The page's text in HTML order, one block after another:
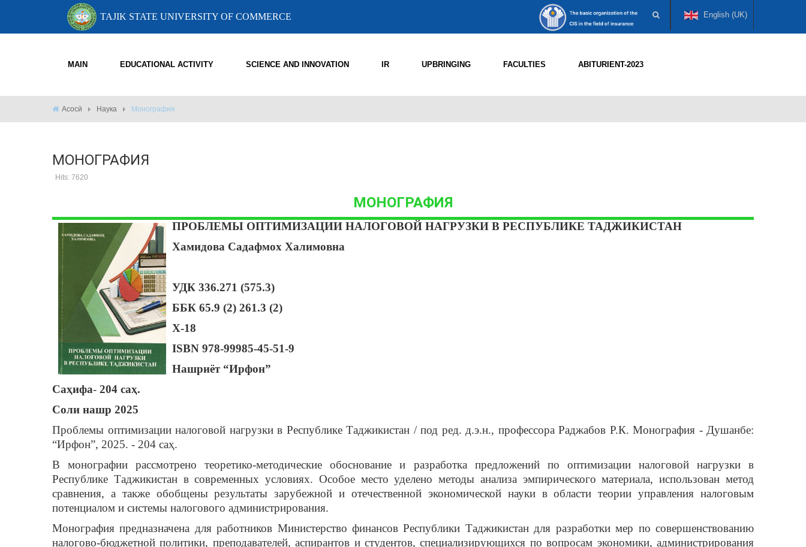
TAJIK STATE UNIVERSITY OF COMMERCE English (UK)
MAIN EDUCATIONAL ACTIVITY SCIENCE AND INNOVATION IR UPBRINGING FACULTIES ABITURIENT-2023
Асосӣ Наука Монография
МОНОГРАФИЯ
Hits: 7620
МОНОГРАФИЯ
ПРОБЛЕМЫ ОПТИМИЗАЦИИ НАЛОГОВОЙ НАГРУЗКИ В РЕСПУБЛИКЕ ТАДЖИКИСТАН
Хамидова Садафмох Халимовна
УДК 336.271 (575.3)
ББК 65.9 (2) 261.3 (2)
Х-18
ISBN 978-99985-45-51-9
Нашриёт “Ирфон”
Саҳифа- 204 саҳ.
Соли нашр 2025
Проблемы оптимизации налоговой нагрузки в Республике Таджикистан / под ред. д.э.н., профессора Раджабов Р.К. Монография - Душанбе:
“Ирфон”, 2025. - 204 саҳ.
В монографии рассмотрено теоретико-методические обоснование и разработка предложений по оптимизации налоговой нагрузки в
Республике Таджикистан в современных условиях. Особое место уделено методы анализа эмпирического материала, использован метод
сравнения, а также обобщены результаты зарубежной и отечественной экономической науки в области теории управления налоговым
потенциалом и системы налогового администрирования.
Монография предназначена для работников Министерство финансов Республики Таджикистан для разработки мер по совершенствованию
налогово-бюджетной политики, преподавателей, аспирантов и студентов, специализирующихся по вопросам экономики, администрирования